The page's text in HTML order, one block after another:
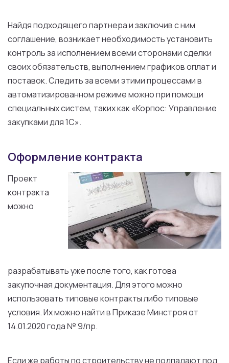
Найдя подходящего партнера и заключив с ним
соглашение, возникает необходимость установить
контроль за исполнением всеми сторонами сделки
своих обязательств, выполнением графиков оплат и
поставок. Следить за всеми этими процессами в
автоматизированном режиме можно при помощи
специальных систем, таких как «Корпос: Управление
закупками для 1С».
Оформление контракта
Проект
контракта
можно
разрабатывать уже после того, как готова
закупочная документация. Для этого можно
использовать типовые контракты либо типовые
условия. Их можно найти в Приказе Минстроя от
14.01.2020 года № 9/пр.
Если же работы по строительству не подпадают под